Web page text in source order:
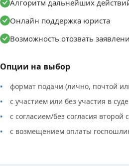
Алгоритм дальнейших
Онлайн поддержка юриста
Возможность отозвать
Опции на выбор
формат подачи (лично, почтой
с участием или без участия в суде
с согласием/без согласия второй
с возмещением оплаты